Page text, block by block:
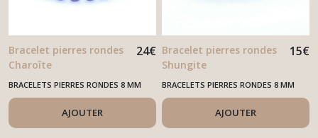
Bracelet pierres rondes
Charoîte
24€
BRACELETS PIERRES RONDES 8 MM
AJOUTER
Bracelet pierres rondes
Shungite
15€
BRACELETS PIERRES RONDES 8 MM
AJOUTER